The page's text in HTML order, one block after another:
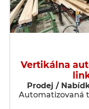
Vertikálna
Prodej /
Automatizovaná